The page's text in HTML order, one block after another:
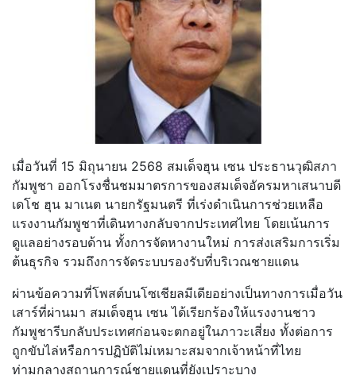
เมื่อวันที่ 15 มิถุนายน 2568 สมเด็จฮุน เซน ประธานวุฒิสภา
กัมพูชา ออกโรงชื่นชมมาตรการของสมเด็จอัครมหาเสนาบดี
เดโช ฮุน มาเนต นายกรัฐมนตรี ที่เร่งดำเนินการช่วยเหลือ
แรงงานกัมพูชาที่เดินทางกลับจากประเทศไทย โดยเน้นการ
ดูแลอย่างรอบด้าน ทั้งการจัดหางานใหม่ การส่งเสริมการเริ่ม
ต้นธุรกิจ รวมถึงการจัดระบบรองรับที่บริเวณชายแดน
ผ่านข้อความที่โพสต์บนโซเชียลมีเดียอย่างเป็นทางการเมื่อวัน
เสาร์ที่ผ่านมา สมเด็จฮุน เซน ได้เรียกร้องให้แรงงานชาว
กัมพูชารีบกลับประเทศก่อนจะตกอยู่ในภาวะเสี่ยง ทั้งต่อการ
ถูกขับไล่หรือการปฏิบัติไม่เหมาะสมจากเจ้าหน้าที่ไทย
ท่ามกลางสถานการณ์ชายแดนที่ยังเปราะบาง